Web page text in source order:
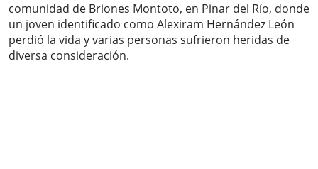
comunidad de Briones Montoto, en Pinar del Río, donde
un joven identificado como Alexiram Hernández León
perdió la vida y varias personas sufrieron heridas de
diversa consideración.